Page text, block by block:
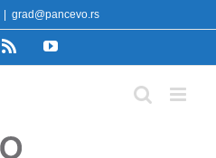
grad@pancevo.rs
Rss YouTube